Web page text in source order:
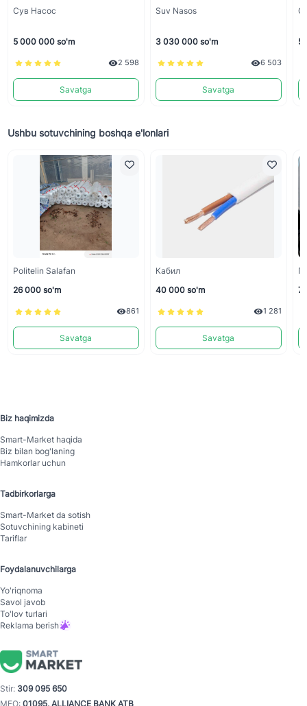
Сув Насос
5 000 000 so'm
2 598
Savatga
Suv Nasos
3 030 000 so'm
6 503
Savatga
5
Ushbu sotuvchining boshqa e'lonlari
Politelin Salafan
26 000 so'm
861
Savatga
Кабил
40 000 so'm
1 281
Savatga
Biz haqimizda
Smart-Mаrket haqida
Biz bilan bog'laning
Hamkorlar uchun
Tadbirkorlarga
Smart-Mаrket da sotish
Sotuvchining kabineti
Tariflar
Foydalanuvchilarga
Yo'riqnoma
Savol javob
To'lov turlari
Reklama berish
Stir: 309 095 650
MFO: 01095, ALLIANCE BANK ATB